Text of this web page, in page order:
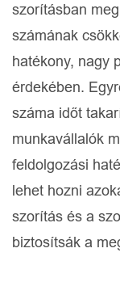
szorításban
számának
hatékony, nagy
érdekében.
száma időt
munkavállalók
feldolgozási
lehet hozni
szorítás és a
biztosítsák a